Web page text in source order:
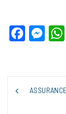
NAVIGATION
DE